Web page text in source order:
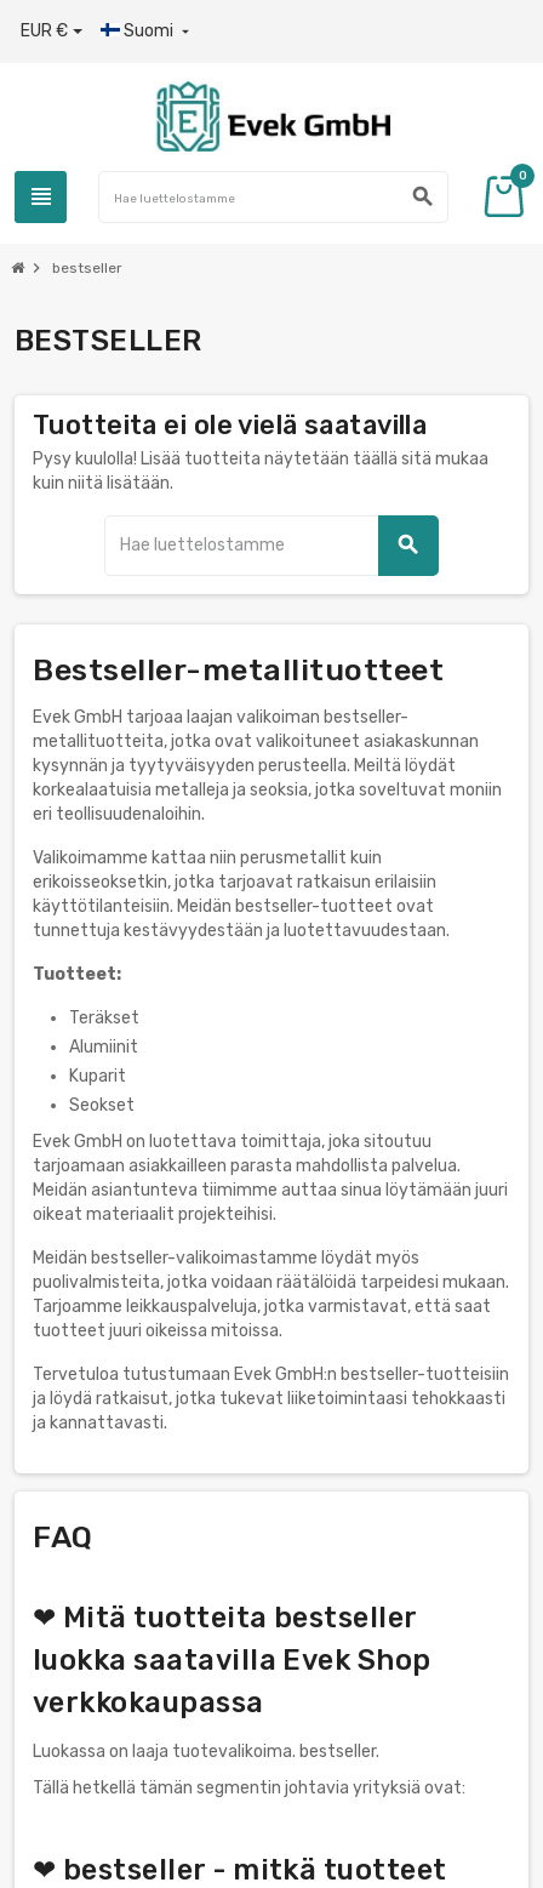
EUR € Suomi 
view_headline search
0
chevron_right bestseller
BESTSELLER
Tuotteita ei ole vielä saatavilla
Pysy kuulolla! Lisää tuotteita näytetään täällä sitä mukaa
kuin niitä lisätään.
search
Bestseller-metallituotteet
Evek GmbH tarjoaa laajan valikoiman bestseller-
metallituotteita, jotka ovat valikoituneet asiakaskunnan
kysynnän ja tyytyväisyyden perusteella. Meiltä löydät
korkealaatuisia metalleja ja seoksia, jotka soveltuvat moniin
eri teollisuudenaloihin.
Valikoimamme kattaa niin perusmetallit kuin
erikoisseoksetkin, jotka tarjoavat ratkaisun erilaisiin
käyttötilanteisiin. Meidän bestseller-tuotteet ovat
tunnettuja kestävyydestään ja luotettavuudestaan.
Tuotteet:
Teräkset
Alumiinit
Kuparit
Seokset
Evek GmbH on luotettava toimittaja, joka sitoutuu
tarjoamaan asiakkailleen parasta mahdollista palvelua.
Meidän asiantunteva tiimimme auttaa sinua löytämään juuri
oikeat materiaalit projekteihisi.
Meidän bestseller-valikoimastamme löydät myös
puolivalmisteita, jotka voidaan räätälöidä tarpeidesi mukaan.
Tarjoamme leikkauspalveluja, jotka varmistavat, että saat
tuotteet juuri oikeissa mitoissa.
Tervetuloa tutustumaan Evek GmbH:n bestseller-tuotteisiin
ja löydä ratkaisut, jotka tukevat liiketoimintaasi tehokkaasti
ja kannattavasti.
FAQ
❤ Mitä tuotteita bestseller
luokka saatavilla Evek Shop
verkkokaupassa
Luokassa on laaja tuotevalikoima. bestseller.
Tällä hetkellä tämän segmentin johtavia yrityksiä ovat:
❤ bestseller - mitkä tuotteet